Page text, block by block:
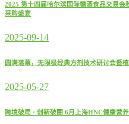
2025 第十四届哈尔滨国际糖酒食品交易
采购盛宴
2025-09-14
圆满落幕，无限极经典方剂技术研讨会暨
2025-05-27
跨境破局 · 创新破圈 6月上海HNC健康营